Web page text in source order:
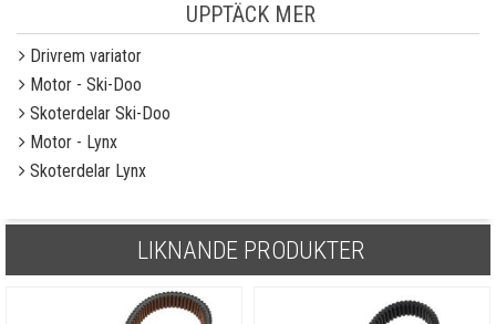
UPPTÄCK MER
Drivrem variator
Motor - Ski-Doo
Skoterdelar Ski-Doo
Motor - Lynx
Skoterdelar Lynx
LIKNANDE PRODUKTER